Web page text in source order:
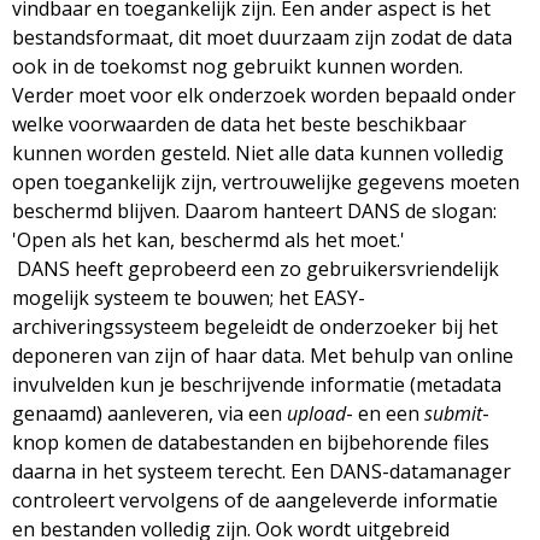
vindbaar en toegankelijk zijn. Een ander aspect is het
bestandsformaat, dit moet duurzaam zijn zodat de data
ook in de toekomst nog gebruikt kunnen worden.
Verder moet voor elk onderzoek worden bepaald onder
welke voorwaarden de data het beste beschikbaar
kunnen worden gesteld. Niet alle data kunnen volledig
open toegankelijk zijn, vertrouwelijke gegevens moeten
beschermd blijven. Daarom hanteert DANS de slogan:
'Open als het kan, beschermd als het moet.'
DANS heeft geprobeerd een zo gebruikersvriendelijk
mogelijk systeem te bouwen; het EASY-
archiveringssysteem begeleidt de onderzoeker bij het
deponeren van zijn of haar data. Met behulp van online
invulvelden kun je beschrijvende informatie (metadata
genaamd) aanleveren, via een upload- en een submit-
knop komen de databestanden en bijbehorende files
daarna in het systeem terecht. Een DANS-datamanager
controleert vervolgens of de aangeleverde informatie
en bestanden volledig zijn. Ook wordt uitgebreid